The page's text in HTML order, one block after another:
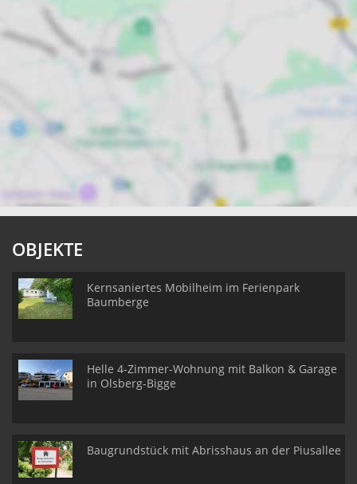
OBJEKTE
Kernsaniertes Mobilheim im Ferienpark
Baumberge
Helle 4-Zimmer-Wohnung mit Balkon & Garage
in Olsberg-Bigge
Baugrundstück mit Abrisshaus an der Piusallee